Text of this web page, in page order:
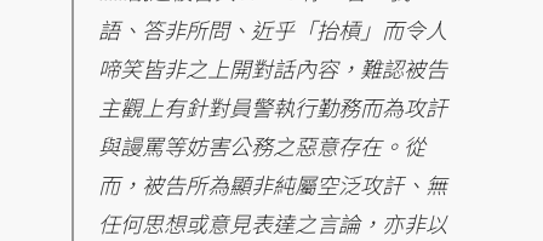
語、答非所問、近乎「抬槓」而令人
啼笑皆非之上開對話內容，難認被告
主觀上有針對員警執行勤務而為攻訐
與謾罵等妨害公務之惡意存在。從
而，被告所為顯非純屬空泛攻訐、無
任何思想或意見表達之言論，亦非以